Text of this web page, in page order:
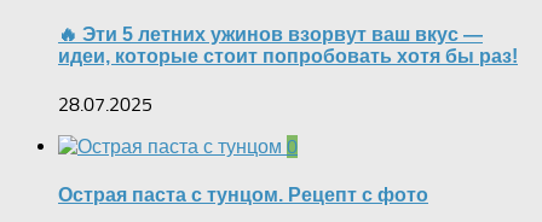
🔥 Эти 5 летних ужинов взорвут ваш вкус —
идеи, которые стоит попробовать хотя бы раз!
28.07.2025
0
Острая паста с тунцом. Рецепт с фото